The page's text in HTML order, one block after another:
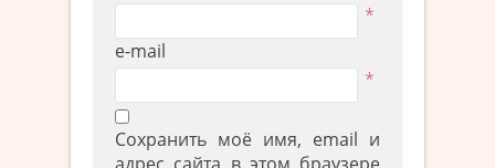
*
e-mail
*
Сохранить моё имя, email и
адрес сайта в этом браузере